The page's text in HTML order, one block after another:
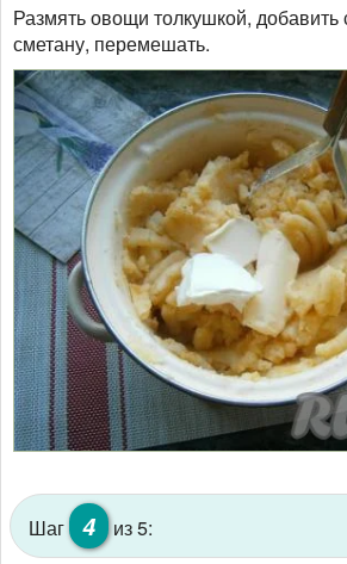
Размять овощи толкушкой,
сметану, перемешать.
Шаг 4 из 5: